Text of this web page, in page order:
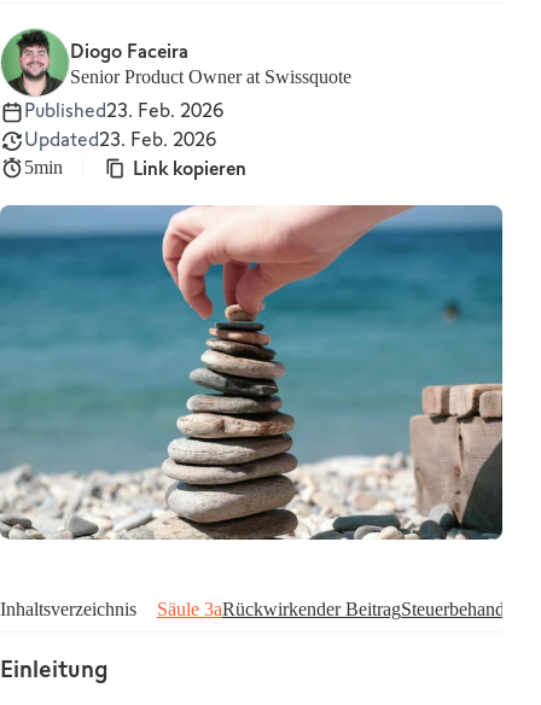
Diogo Faceira
Senior Product Owner at Swissquote
Published23. Feb. 2026
Updated23. Feb. 2026
5min
Link kopieren
Inhaltsverzeichnis Säule 3aRückwirkender BeitragSteuerbehandlung
Einleitung